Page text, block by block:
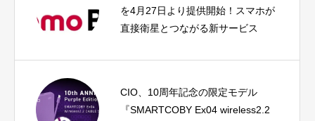
を4月27日より提供開始！スマホが
直接衛星とつながる新サービス
CIO、10周年記念の限定モデル
『SMARTCOBY Ex04 wireless2.2